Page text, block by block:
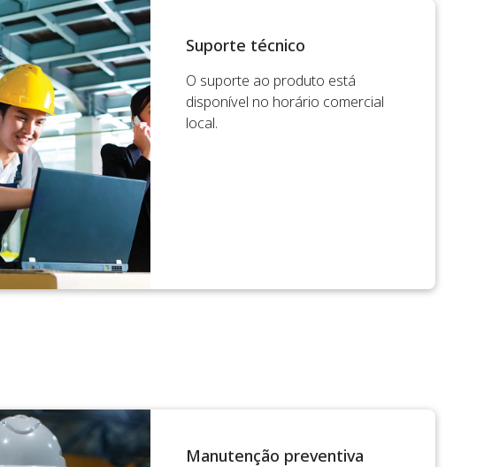
Suporte técnico
O suporte ao produto está
disponível no horário comercial
local.
Manutenção preventiva